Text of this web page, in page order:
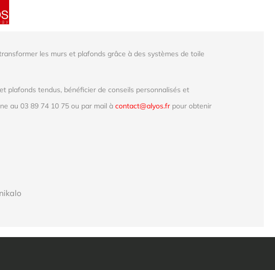
les murs et plafonds grâce à des systèmes de toile
plafonds tendus, bénéficier de conseils personnalisés et
au 03 89 74 10 75 ou par mail à contact@alyos.fr pour obtenir